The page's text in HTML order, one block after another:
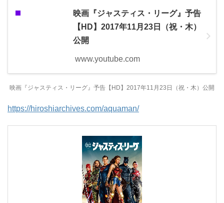
映画『ジャスティス・リーグ』予告
【HD】2017年11月23日（祝・木）
公開
www.youtube.com
映画『ジャスティス・リーグ』予告【HD】2017年11月23日（祝・木）公開
https://hiroshiarchives.com/aquaman/